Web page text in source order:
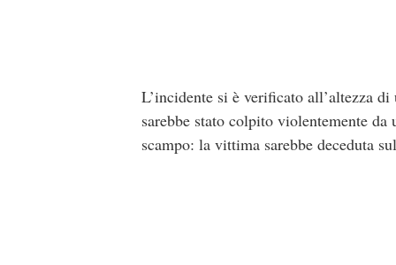
L’incidente si è verificato all’altezza
sarebbe stato colpito violentemente
scampo: la vittima sarebbe deceduta